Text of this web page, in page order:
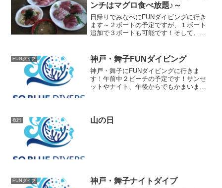
ンチはマグロ食べ放題♪～
日帰りでみなべにFUNダイビングに行き
ます～２ボートの予定ですが、１ボート
追加で３ボートも可能です！そして、ラ
い食べましょう～♪
FUNダイブ 神戸・舞子FUNダイビング
神戸・舞子にFUNダイビングに行きま
す！午前中２ビーチの予定です！サンセ
ットやナイト、午後からでもかまいませ
祝日 山の日
FUNダイブ 神戸・舞子ナイトダイブ